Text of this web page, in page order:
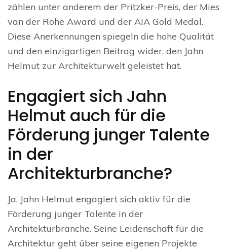
zählen unter anderem der Pritzker-Preis, der Mies
van der Rohe Award und der AIA Gold Medal.
Diese Anerkennungen spiegeln die hohe Qualität
und den einzigartigen Beitrag wider, den Jahn
Helmut zur Architekturwelt geleistet hat.
Engagiert sich Jahn
Helmut auch für die
Förderung junger Talente
in der
Architekturbranche?
Ja, Jahn Helmut engagiert sich aktiv für die
Förderung junger Talente in der
Architekturbranche. Seine Leidenschaft für die
Architektur geht über seine eigenen Projekte